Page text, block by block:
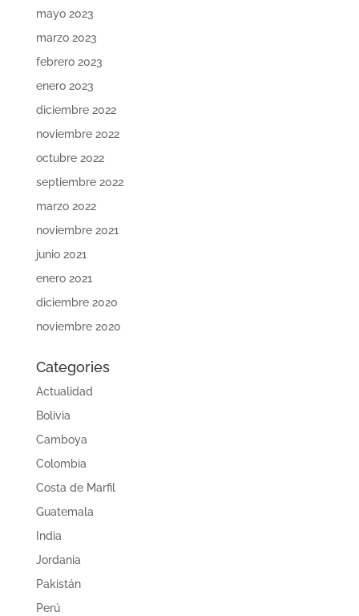
mayo 2023
marzo 2023
febrero 2023
enero 2023
diciembre 2022
noviembre 2022
octubre 2022
septiembre 2022
marzo 2022
noviembre 2021
junio 2021
enero 2021
diciembre 2020
noviembre 2020
Categories
Actualidad
Bolivia
Camboya
Colombia
Costa de Marfil
Guatemala
India
Jordania
Pakistán
Perú